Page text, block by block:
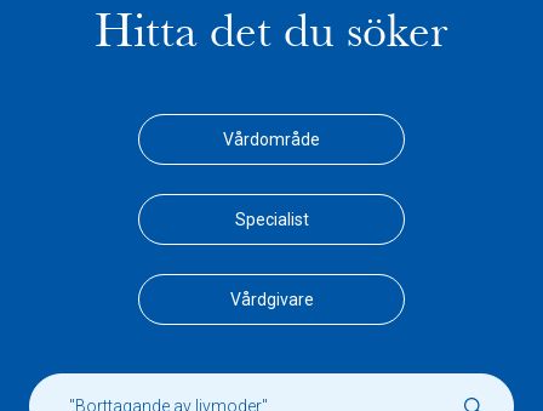
Hitta det du söker
Vårdområde
Specialist
Vårdgivare